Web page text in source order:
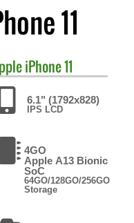
11
iPhone 11
6.1" (1792x828)
IPS LCD
4GO
Apple A13 Bionic
SoC
64GO/128GO/256GO
Storage